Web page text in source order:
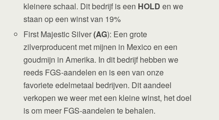
kleinere schaal. Dit bedrijf is een HOLD en we
staan op een winst van 19%
First Majestic Silver(AG): Een grote
zilverproducent met mijnen in Mexico en een
goudmijn in Amerika. In dit bedrijf hebben we
reeds FGS-aandelen en is een van onze
favoriete edelmetaal bedrijven. Dit aandeel
verkopen we weer met een kleine winst, het doel
is om meer FGS-aandelen te behalen.